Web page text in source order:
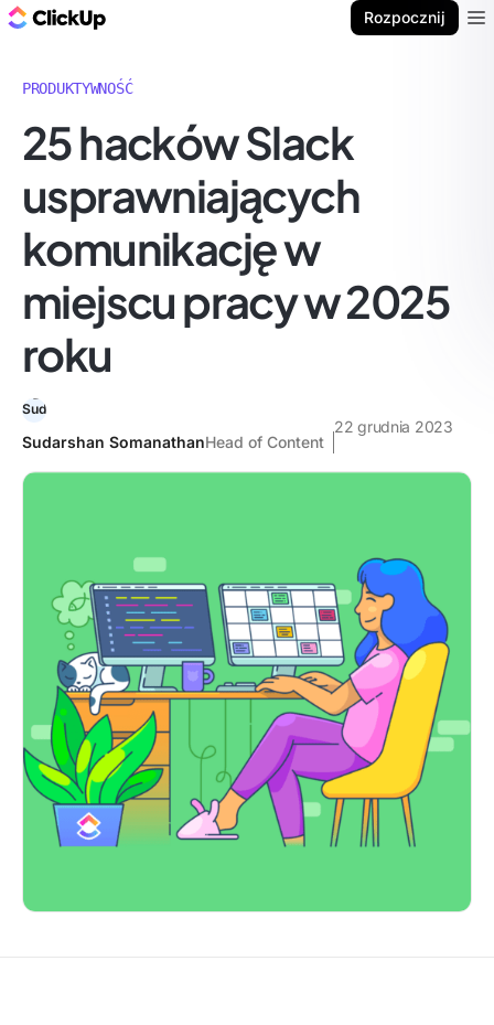
Rozpocznij
PRODUKTYWNOŚĆ
25 hacków Slack
usprawniających
komunikację w
miejscu pracy w 2025
roku
Sudarshan SomanathanHead of Content
22 grudnia 2023